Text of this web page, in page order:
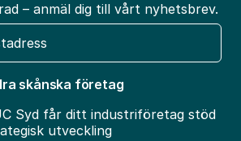
– anmäl dig till vårt nyhetsbrev.
skånska företag
Syd får ditt industriföretag stöd
utveckling